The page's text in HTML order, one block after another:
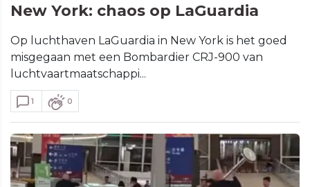
New York: chaos op LaGuardia
Op luchthaven LaGuardia in New York is het goed
misgegaan met een Bombardier CRJ-900 van
luchtvaartmaatschappi...
1 0